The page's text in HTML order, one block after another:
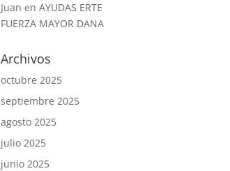
Juan enAYUDAS ERTE
FUERZA MAYOR DANA
Archivos
octubre 2025
septiembre 2025
agosto 2025
julio 2025
junio 2025